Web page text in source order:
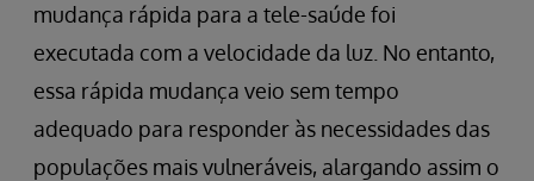
mudança rápida para a tele-saúde foi
executada com a velocidade da luz. No entanto,
essa rápida mudança veio sem tempo
adequado para responder às necessidades das
populações mais vulneráveis, alargando assim o